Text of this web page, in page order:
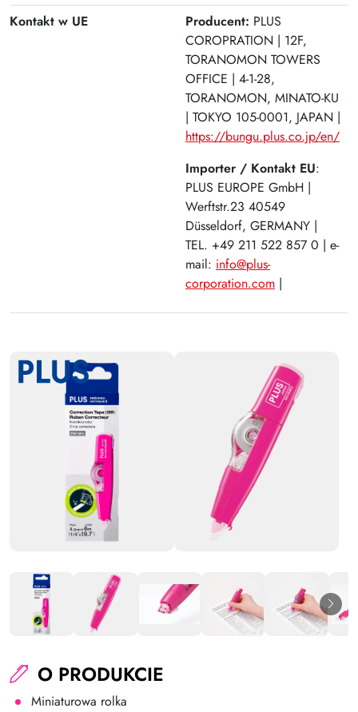
Wyprawka szkolna
Zszywacze | Zszywki
Kamuflaż dokumentów
Zero Max Teczka Skoroszytowa
Kontakt w UE
Producent: PLUS
COROPRATION | 12F,
TORANOMON TOWERS
OFFICE | 4-1-28,
TORANOMON, MINATO-KU
| TOKYO 105-0001, JAPAN |
https://bungu.plus.co.jp/en/
Importer / Kontakt EU:
PLUS EUROPE GmbH |
Werftstr.23 40549
Düsseldorf, GERMANY |
TEL. +49 211 522 857 0 | e-
mail: info@plus-
corporation.com |
O PRODUKCIE
Miniaturowa rolka